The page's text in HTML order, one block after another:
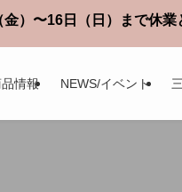
）〜16日（日）まで休業
情報 NEWS/イベント